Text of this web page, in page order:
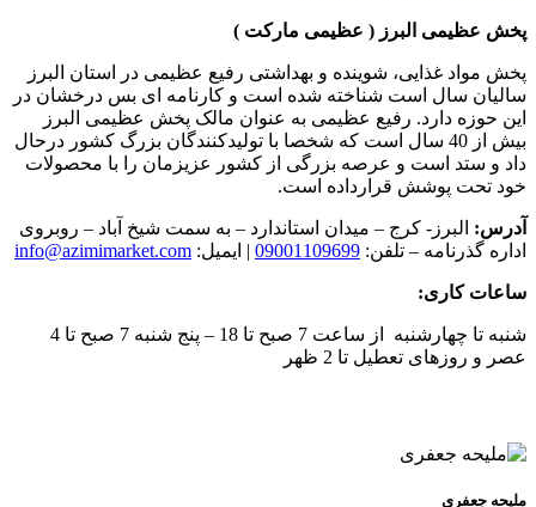
پخش عظیمی البرز ( عظیمی مارکت )
پخش مواد غذایی، شوینده و بهداشتی رفیع عظیمی در استان البرز
سالیان سال است شناخته شده است و کارنامه ای بس درخشان در
این حوزه دارد. رفیع عظیمی به عنوان مالک پخش عظیمی البرز
بیش از 40 سال است که شخصا با تولیدکنندگان بزرگ کشور درحال
داد و ستد است و عرصه بزرگی از کشور عزیزمان را با محصولات
خود تحت پوشش قرارداده است.
آدرس: البرز- کرج – میدان استاندارد – به سمت شیخ آباد – روبروی
اداره گذرنامه – تلفن: 09001109699 | ایمیل: info@azimimarket.com
ساعات کاری:
شنبه تا چهارشنبه از ساعت 7 صبح تا 18 – پنج شنبه 7 صبح تا 4
عصر و روزهای تعطیل تا 2 ظهر
ملیحه جعفری